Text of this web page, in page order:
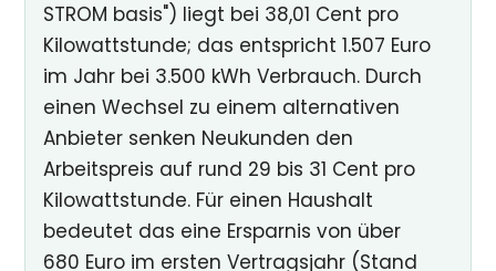
STROM basis") liegt bei 38,01 Cent pro
Kilowattstunde; das entspricht 1.507 Euro
im Jahr bei 3.500 kWh Verbrauch. Durch
einen Wechsel zu einem alternativen
Anbieter senken Neukunden den
Arbeitspreis auf rund 29 bis 31 Cent pro
Kilowattstunde. Für einen Haushalt
bedeutet das eine Ersparnis von über
680 Euro im ersten Vertragsjahr (Stand